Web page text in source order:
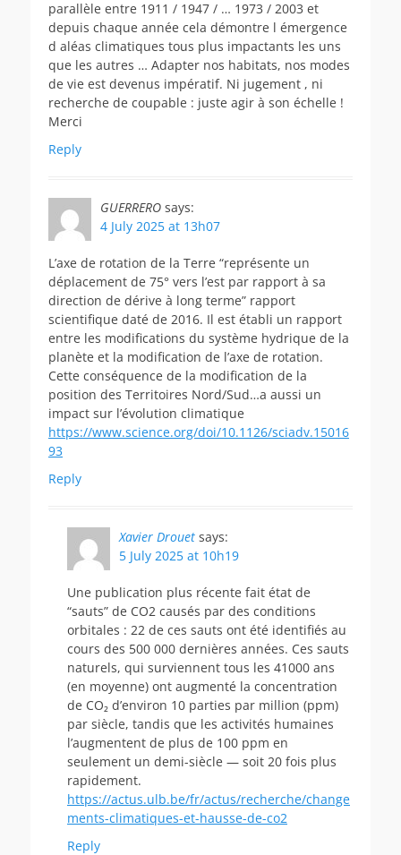
parallèle entre 1911 / 1947 / … 1973 / 2003 et
depuis chaque année cela démontre l émergence
d aléas climatiques tous plus impactants les uns
que les autres … Adapter nos habitats, nos modes
de vie est devenus impératif. Ni jugement , ni
recherche de coupable : juste agir à son échelle !
Merci
Reply
GUERRERO says:
4 July 2025 at 13h07
L’axe de rotation de la Terre “représente un
déplacement de 75° vers l’est par rapport à sa
direction de dérive à long terme” rapport
scientifique daté de 2016. Il est établi un rapport
entre les modifications du système hydrique de la
planète et la modification de l’axe de rotation.
Cette conséquence de la modification de la
position des Territoires Nord/Sud…a aussi un
impact sur l’évolution climatique
https://www.science.org/doi/10.1126/sciadv.15016
93
Reply
Xavier Drouet says:
5 July 2025 at 10h19
Une publication plus récente fait état de
“sauts” de CO2 causés par des conditions
orbitales : 22 de ces sauts ont été identifiés au
cours des 500 000 dernières années. Ces sauts
naturels, qui surviennent tous les 41000 ans
(en moyenne) ont augmenté la concentration
de CO₂ d’environ 10 parties par million (ppm)
par siècle, tandis que les activités humaines
l’augmentent de plus de 100 ppm en
seulement un demi-siècle — soit 20 fois plus
rapidement.
https://actus.ulb.be/fr/actus/recherche/change
ments-climatiques-et-hausse-de-co2
Reply